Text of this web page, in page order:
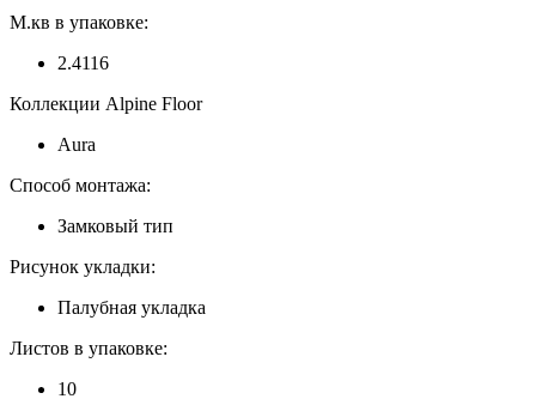
М.кв в упаковке:
2.4116
Коллекции Alpine Floor
Aura
Способ монтажа:
Замковый тип
Рисунок укладки:
Палубная укладка
Листов в упаковке:
10